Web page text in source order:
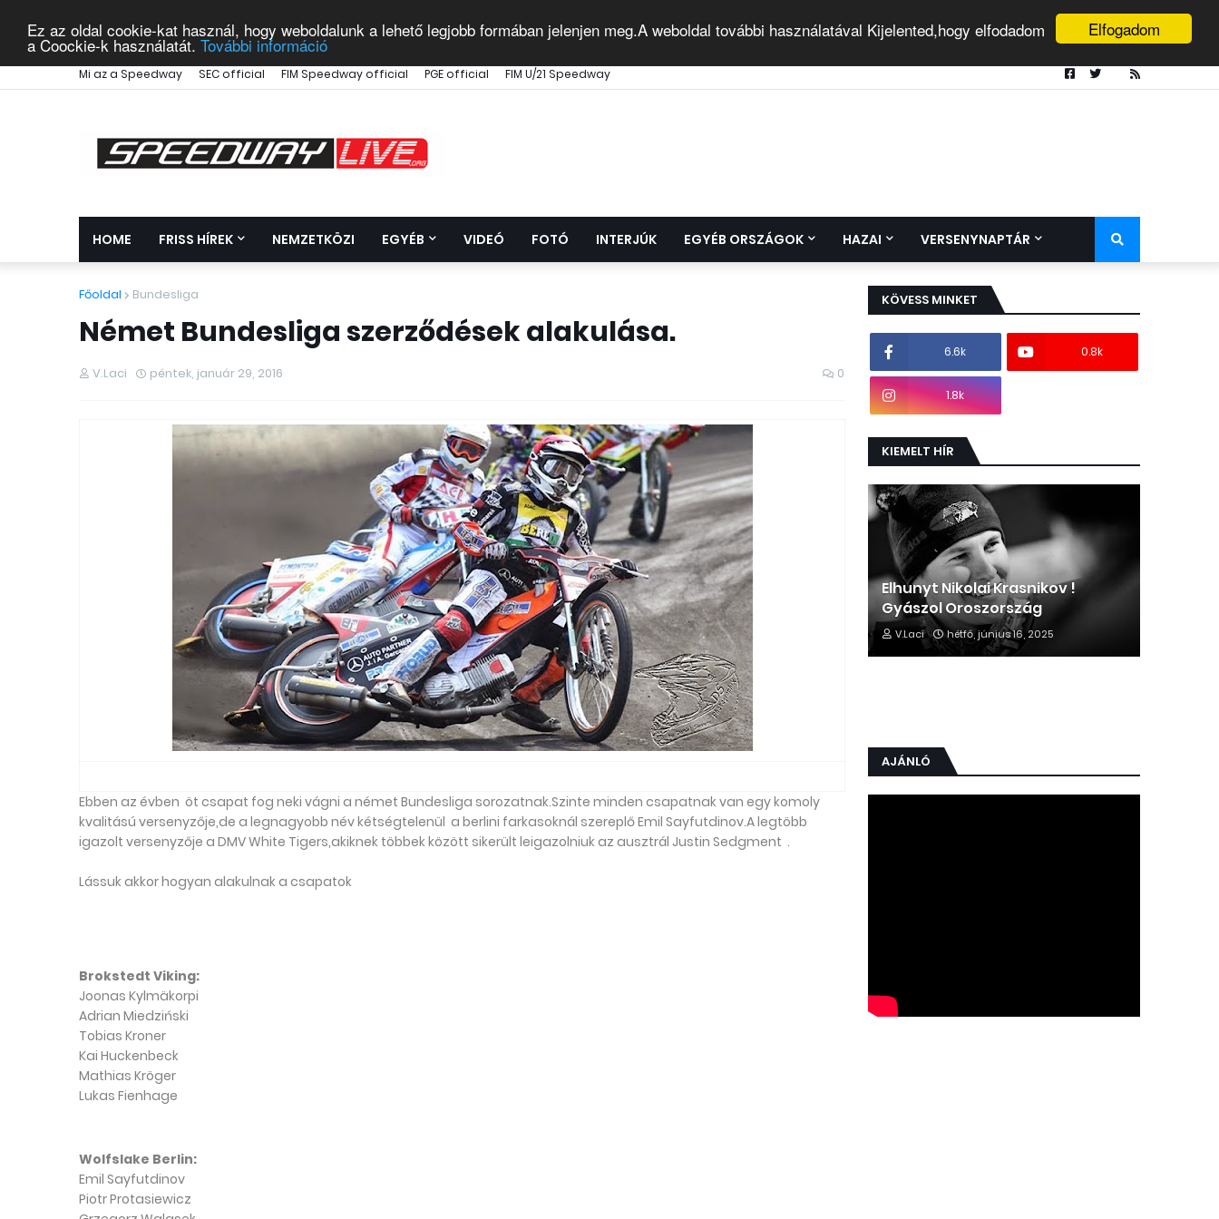
Elfogadom
Ez az oldal cookie-kat használ, hogy weboldalunk a lehető legjobb formában jelenjen meg.A weboldal további használatával Kijelented,hogy elfodadom
a Coockie-k használatát. További információ
Mi az a Speedway SEC official FIM Speedway official PGE official FIM U/21 Speedway
HOME FRISS HÍREK NEMZETKÖZI EGYÉB VIDEÓ FOTÓ INTERJÚK EGYÉB ORSZÁGOK HAZAI VERSENYNAPTÁR
Főoldal Bundesliga
Német Bundesliga szerződések alakulása.
V.Laci péntek, január 29, 2016 0
Ebben az évben öt csapat fog neki vágni a német Bundesliga sorozatnak.Szinte minden csapatnak van egy komoly
kvalitású versenyzője,de a legnagyobb név kétségtelenül a berlini farkasoknál szereplő Emil Sayfutdinov.A legtöbb
igazolt versenyzője a DMV White Tigers,akiknek többek között sikerült leigazolniuk az ausztrál Justin Sedgment .
Lássuk akkor hogyan alakulnak a csapatok
Brokstedt Viking:
Joonas Kylmäkorpi
Adrian Miedziński
Tobias Kroner
Kai Huckenbeck
Mathias Kröger
Lukas Fienhage
Wolfslake Berlin:
Emil Sayfutdinov
Piotr Protasiewicz
KÖVESS MINKET
6.6k 0.8k
1.8k
KIEMELT HÍR
Elhunyt Nikolai Krasnikov !
Gyászol Oroszország
V.Laci hétfő, június 16, 2025
AJÁNLÓ